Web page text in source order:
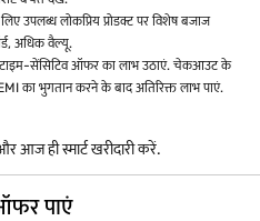
उपलब्ध लोकप्रिय प्रोडक्ट पर विशेष बजाज
अधिक वैल्यू.
सेंसिटिव ऑफर का लाभ उठाएं. चेकआउट के
का भुगतान करने के बाद अतिरिक्त लाभ पाएं.
आज ही स्मार्ट खरीदारी करें.
पाएं